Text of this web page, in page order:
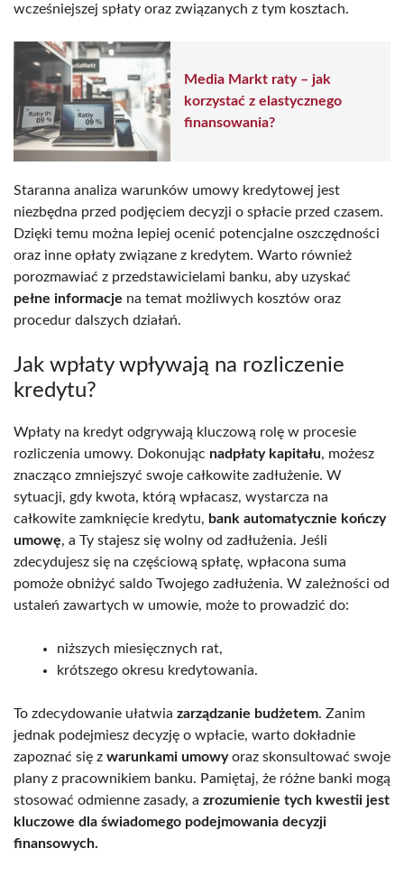
wcześniejszej spłaty oraz związanych z tym kosztach.
Media Markt raty – jak
korzystać z elastycznego
finansowania?
Staranna analiza warunków umowy kredytowej jest
niezbędna przed podjęciem decyzji o spłacie przed czasem.
Dzięki temu można lepiej ocenić potencjalne oszczędności
oraz inne opłaty związane z kredytem. Warto również
porozmawiać z przedstawicielami banku, aby uzyskać
pełne informacje na temat możliwych kosztów oraz
procedur dalszych działań.
Jak wpłaty wpływają na rozliczenie
kredytu?
Wpłaty na kredyt odgrywają kluczową rolę w procesie
rozliczenia umowy. Dokonując nadpłaty kapitału, możesz
znacząco zmniejszyć swoje całkowite zadłużenie. W
sytuacji, gdy kwota, którą wpłacasz, wystarcza na
całkowite zamknięcie kredytu, bank automatycznie kończy
umowę, a Ty stajesz się wolny od zadłużenia. Jeśli
zdecydujesz się na częściową spłatę, wpłacona suma
pomoże obniżyć saldo Twojego zadłużenia. W zależności od
ustaleń zawartych w umowie, może to prowadzić do:
niższych miesięcznych rat,
krótszego okresu kredytowania.
To zdecydowanie ułatwia zarządzanie budżetem. Zanim
jednak podejmiesz decyzję o wpłacie, warto dokładnie
zapoznać się z warunkami umowyoraz skonsultować swoje
plany z pracownikiem banku. Pamiętaj, że różne banki mogą
stosować odmienne zasady, a zrozumienie tych kwestii jest
kluczowe dla świadomego podejmowania decyzji
finansowych.